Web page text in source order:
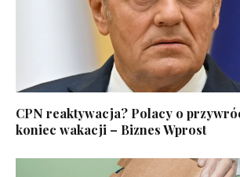
CPN reaktywacja? Polacy o
koniec wakacji – Biznes Wprost